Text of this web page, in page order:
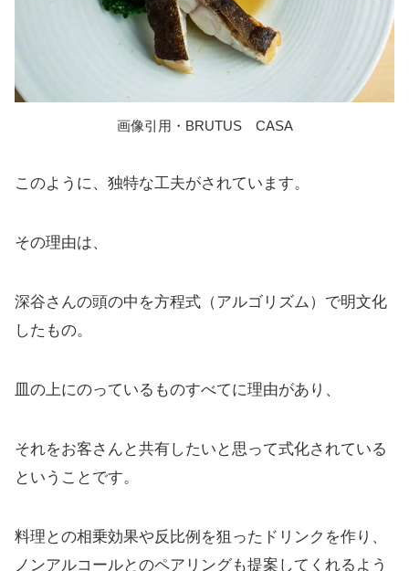
画像引用・BRUTUS CASA
このように、独特な工夫がされています。
その理由は、
深谷さんの頭の中を方程式（アルゴリズム）で明文化
したもの。
皿の上にのっているものすべてに理由があり、
それをお客さんと共有したいと思って式化されている
ということです。
料理との相乗効果や反比例を狙ったドリンクを作り、
ノンアルコールとのペアリングも提案してくれるよう